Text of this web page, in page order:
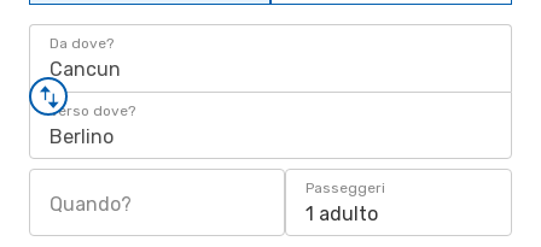
Da dove?
Cancun
Verso dove?
Berlino
Quando?
Passeggeri
1 adulto